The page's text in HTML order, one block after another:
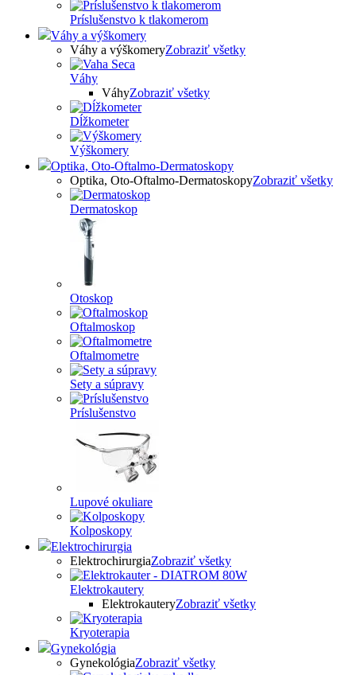
Príslušenstvo k tlakomerom
Váhy a výškomery
Váhy a výškomeryZobraziť všetky
Váhy
VáhyZobraziť všetky
Dĺžkometer
Výškomery
Optika, Oto-Oftalmo-Dermatoskopy
Optika, Oto-Oftalmo-DermatoskopyZobraziť všetky
Dermatoskop
Otoskop
Oftalmoskop
Oftalmometre
Sety a súpravy
Príslušenstvo
Lupové okuliare
Kolposkopy
Elektrochirurgia
ElektrochirurgiaZobraziť všetky
Elektrokautery
ElektrokauteryZobraziť všetky
Kryoterapia
Gynekológia
GynekológiaZobraziť všetky